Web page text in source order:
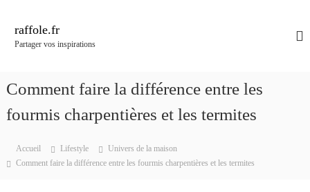
raffole.fr
Partager vos inspirations
Comment faire la différence entre les
fourmis charpentières et les termites
Accueil Lifestyle
Univers de la maison
Comment faire la différence entre les fourmis charpentières et les termites